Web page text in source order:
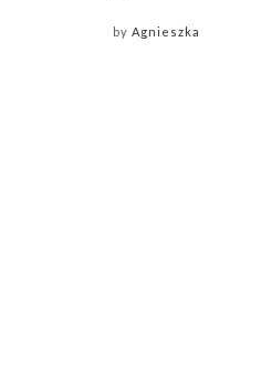
by Agnieszka